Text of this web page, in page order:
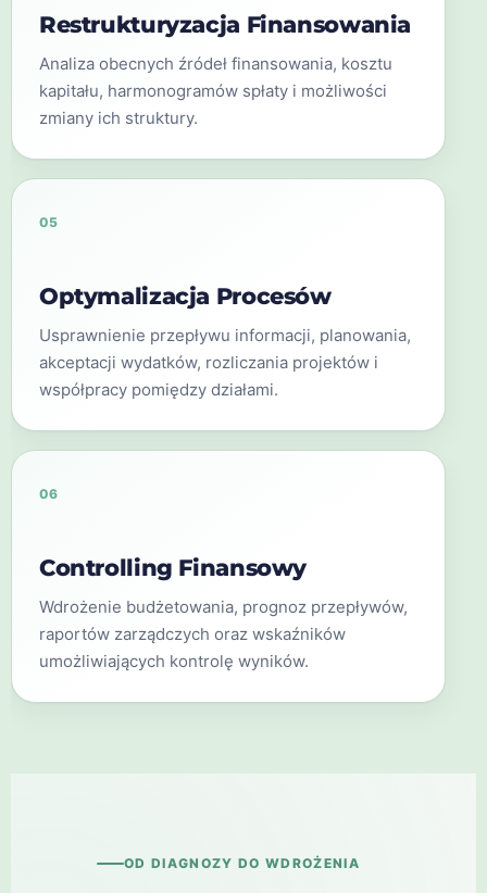
Restrukturyzacja Finansowania
Analiza obecnych źródeł finansowania, kosztu
kapitału, harmonogramów spłaty i możliwości
zmiany ich struktury.
05
Optymalizacja Procesów
Usprawnienie przepływu informacji, planowania,
akceptacji wydatków, rozliczania projektów i
współpracy pomiędzy działami.
06
Controlling Finansowy
Wdrożenie budżetowania, prognoz przepływów,
raportów zarządczych oraz wskaźników
umożliwiających kontrolę wyników.
OD DIAGNOZY DO WDROŻENIA